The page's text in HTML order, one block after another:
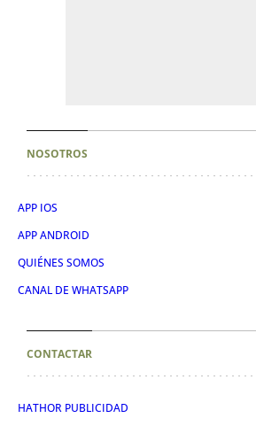
NOSOTROS
APP IOS
APP ANDROID
QUIÉNES SOMOS
CANAL DE WHATSAPP
CONTACTAR
HATHOR PUBLICIDAD